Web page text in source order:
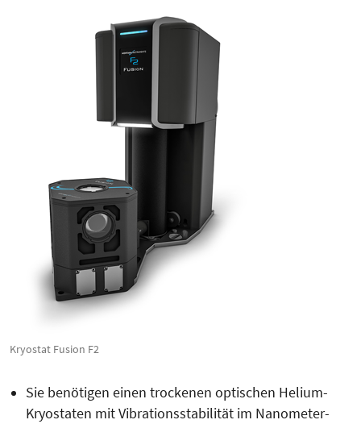
Kryostat Fusion F2
Sie benötigen einen trockenen optischen Helium-
Kryostaten mit Vi­bra­tionsstabilität im Nano­meter­